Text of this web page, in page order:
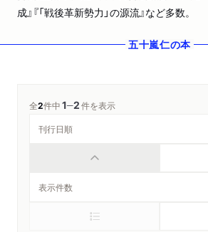
成』『「戦後革新勢力」の源流』など多数。
五十嵐仁の本
全2件中1─2件を表示